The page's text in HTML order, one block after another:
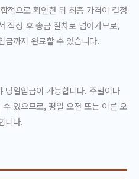
적으로 확인한 뒤 최종 가격이 결정
작성 후 송금 절차로 넘어가므로,
금까지 완료할 수 있습니다.
당일입금이 가능합니다. 주말이나
있으므로, 평일 오전 또는 이른 오
니다.